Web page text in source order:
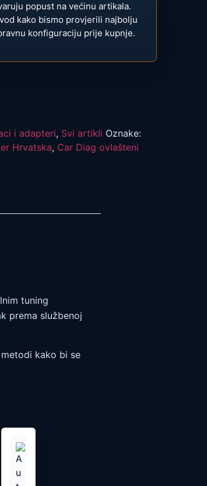
popust na većinu artikala.
kako bismo provjerili najbolju
konfiguraciju prije kupnje.
i adapteri, Svi artikli Oznake:
Hrvatska, Car Diag ovlašteni
tuning
prema službenoj
kako bi se
Ovaj
proizvod
ima